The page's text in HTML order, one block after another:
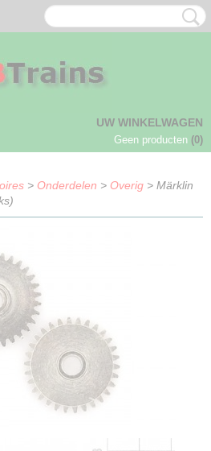
UW WINKELWAGEN
Geen producten (0)
> Onderdelen > Overig > Märklin